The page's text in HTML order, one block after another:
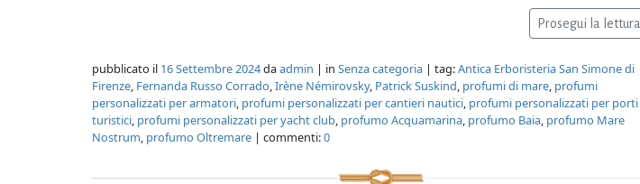
Prosegui la lettura
pubblicato il 16 Settembre 2024daadmin | in Senza categoria | tag:Antica Erboristeria San Simone di
Firenze, Fernanda Russo Corrado,Irène Némirovsky, Patrick Suskind, profumi di mare, profumi
personalizzati per armatori, profumi personalizzati per cantieri nautici, profumi personalizzati per porti
turistici, profumi personalizzati per yacht club, profumo Acquamarina, profumo Baia, profumo Mare
Nostrum, profumo Oltremare | commenti:0